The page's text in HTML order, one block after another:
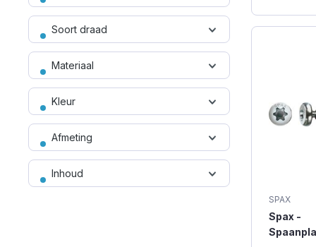
Soort draad
Materiaal
Kleur
Afmeting
Inhoud
Phillips
SPAX
Spax -